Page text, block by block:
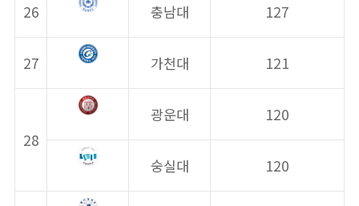
26 충남대 127
27 가천대 121
28
광운대 120
숭실대 120